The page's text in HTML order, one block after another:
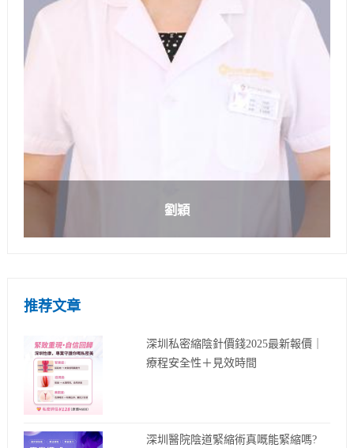
劉穎
推荐文章
深圳私密縮陰針價錢2025最新報價｜
療程安全性＋見效時間
深圳醫院陰道緊縮術真嘅能緊縮嗎?